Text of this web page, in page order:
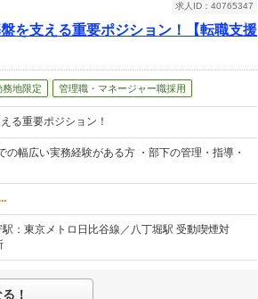
を支える重要ポジション！【転職支援
求人ID：40765347
地限定 管理職・マネージャー職採用
る重要ポジション！
幅広い実務経験がある方 ・部下の管理・指導・
：東京メトロ日比谷線／八丁堀駅 受動喫煙対
！